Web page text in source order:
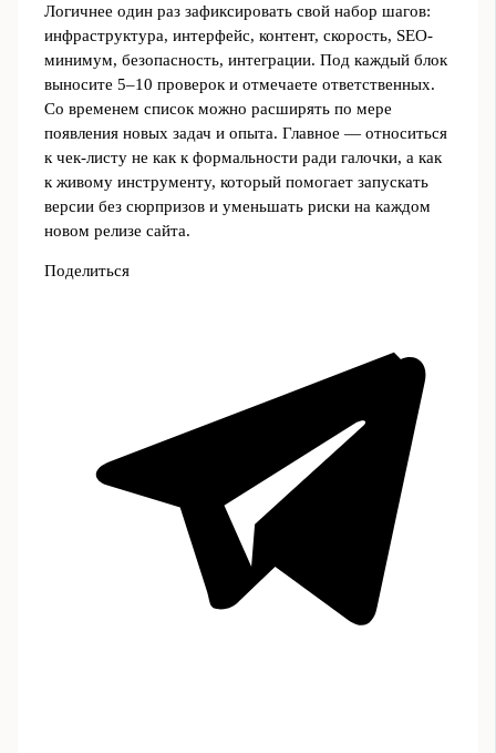
Логичнее один раз зафиксировать свой набор шагов:
инфраструктура, интерфейс, контент, скорость, SEO-
минимум, безопасность, интеграции. Под каждый блок
выносите 5–10 проверок и отмечаете ответственных.
Со временем список можно расширять по мере
появления новых задач и опыта. Главное — относиться
к чек-листу не как к формальности ради галочки, а как
к живому инструменту, который помогает запускать
версии без сюрпризов и уменьшать риски на каждом
новом релизе сайта.
Поделиться